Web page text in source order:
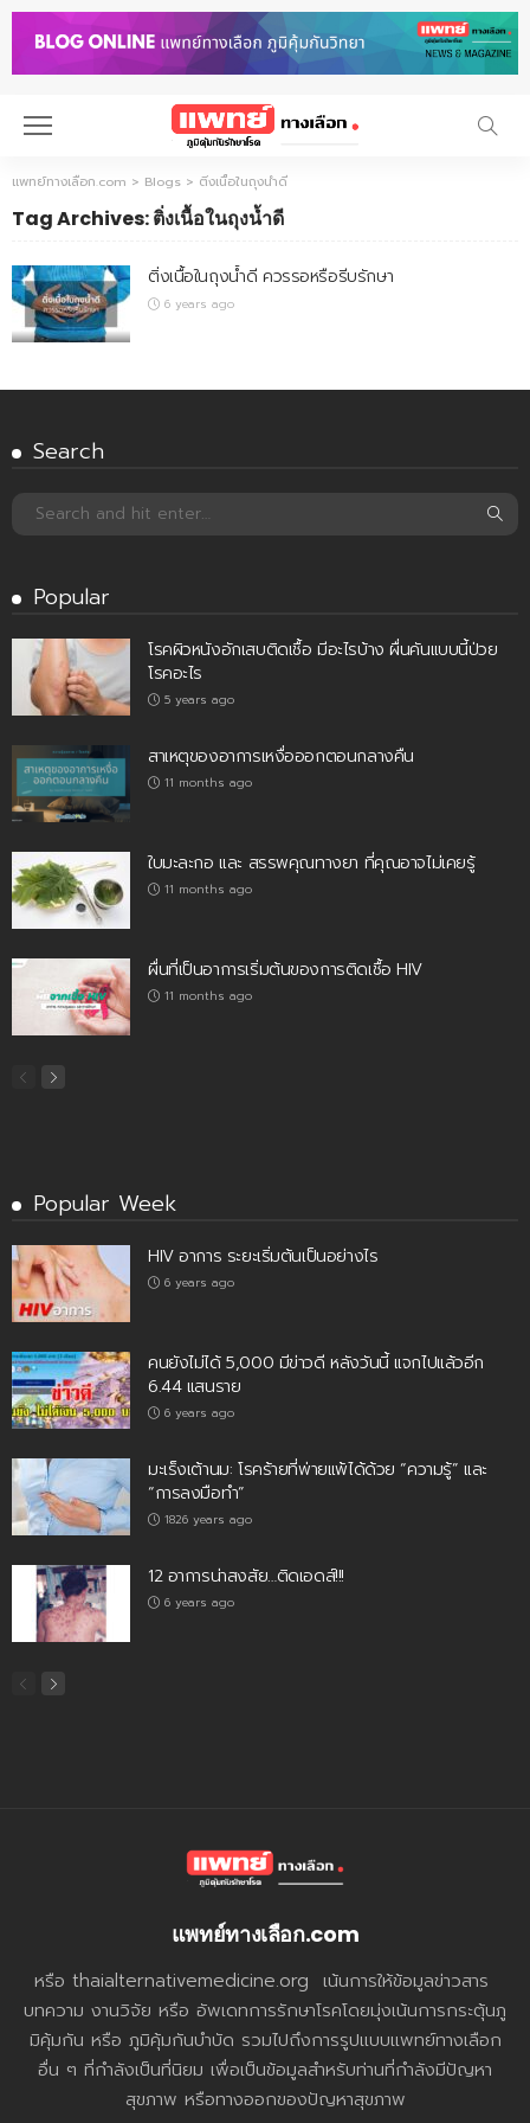
แพทย์ทางเลือก.com > Blogs > ติ่งเนื้อในถุงน้ำดี
Tag Archives: ติ่งเนื้อในถุงน้ำดี
ติ่งเนื้อในถุงน้ำดี ควรรอหรือรีบรักษา
6 years ago
Search
Popular
โรคผิวหนังอักเสบติดเชื้อ มีอะไรบ้าง ผื่นคันแบบนี้ป่วย
โรคอะไร
5 years ago
สาเหตุของอาการเหงื่อออกตอนกลางคืน
11 months ago
ใบมะละกอ และ สรรพคุณทางยา ที่คุณอาจไม่เคยรู้
11 months ago
ผื่นที่เป็นอาการเริ่มต้นของการติดเชื้อ HIV
11 months ago
Popular Week
HIV อาการ ระยะเริ่มต้นเป็นอย่างไร
6 years ago
คนยังไม่ได้ 5,000 มีข่าวดี หลังวันนี้ แจกไปแล้วอีก
6.44 แสนราย
6 years ago
มะเร็งเต้านม: โรคร้ายที่พ่ายแพ้ได้ด้วย “ความรู้” และ
“การลงมือทำ”
1826 years ago
12 อาการน่าสงสัย…ติดเอดส์!!!
6 years ago
แพทย์ทางเลือก.com
หรือ thaialternativemedicine.org เน้นการให้ข้อมูลข่าวสาร
บทความ งานวิจัย หรือ อัพเดทการรักษาโรคโดยมุ่งเน้นการกระตุ้นภู
มิคุ้มกัน หรือ ภูมิคุ้มกันบำบัด รวมไปถึงการรูปแบบแพทย์ทางเลือก
อื่น ๆ ที่กำลังเป็นที่นิยม เพื่อเป็นข้อมูลสำหรับท่านที่กำลังมีปัญหา
สุขภาพ หรือทางออกของปัญหาสุขภาพ